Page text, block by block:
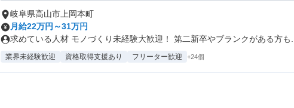
岐阜県高山市上岡本町
月給22万円～31万円
求めている人材 モノづくり未経験大歓迎！ 第二新卒やブランクがある方も...
業界未経験歓迎 資格取得支援あり フリーター歓迎 +24個